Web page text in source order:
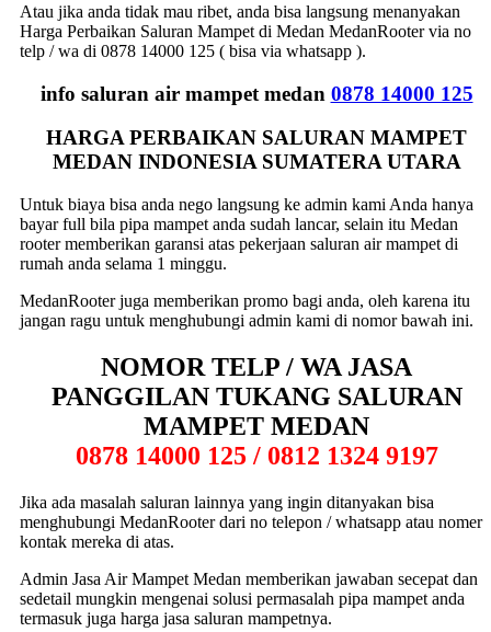
Atau jika anda tidak mau ribet, anda bisa langsung menanyakan
Harga Perbaikan Saluran Mampet di Medan MedanRooter via no
telp / wa di 0878 14000 125 ( bisa via whatsapp ).
info saluran air mampet medan 0878 14000 125
HARGA PERBAIKAN SALURAN MAMPET
MEDAN INDONESIA SUMATERA UTARA
Untuk biaya bisa anda nego langsung ke admin kami Anda hanya
bayar full bila pipa mampet anda sudah lancar, selain itu Medan
rooter memberikan garansi atas pekerjaan saluran air mampet di
rumah anda selama 1 minggu.
MedanRooter juga memberikan promo bagi anda, oleh karena itu
jangan ragu untuk menghubungi admin kami di nomor bawah ini.
NOMOR TELP / WA JASA
PANGGILAN TUKANG SALURAN
MAMPET MEDAN
0878 14000 125 / 0812 1324 9197
Jika ada masalah saluran lainnya yang ingin ditanyakan bisa
menghubungi MedanRooter dari no telepon / whatsapp atau nomer
kontak mereka di atas.
Admin Jasa Air Mampet Medan memberikan jawaban secepat dan
sedetail mungkin mengenai solusi permasalah pipa mampet anda
termasuk juga harga jasa saluran mampetnya.